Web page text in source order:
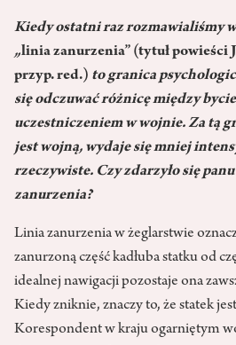
Kiedy ostatni raz rozmawialiśmy w
„linia zanurzenia” (tytuł powieści
przyp. red.) to granica
się odczuwać różnicę między
uczestniczeniem w wojnie. Za tą
jest wojną, wydaje się mniej
rzeczywiste. Czy zdarzyło się
zanurzenia?
Linia zanurzenia w żeglarstwie
zanurzoną część kadłuba statku od
idealnej nawigacji pozostaje ona
Kiedy zniknie, znaczy to, że statek
Korespondent w kraju ogarniętym